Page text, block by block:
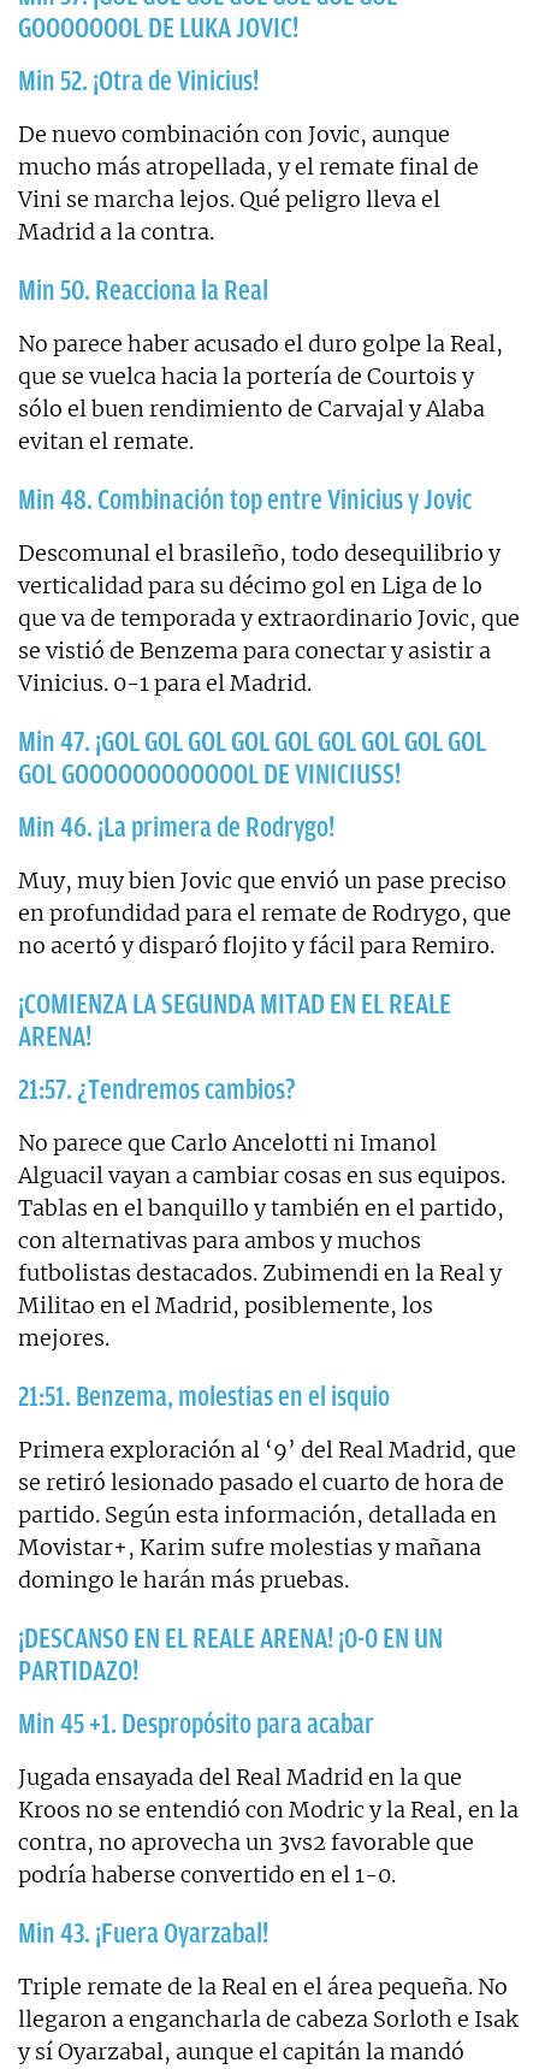
GOOOOOOOL DE LUKA JOVIC!
Min 52. ¡Otra de Vinicius!
De nuevo combinación con Jovic, aunque
mucho más atropellada, y el remate final de
Vini se marcha lejos. Qué peligro lleva el
Madrid a la contra.
Min 50. Reacciona la Real
No parece haber acusado el duro golpe la Real,
que se vuelca hacia la portería de Courtois y
sólo el buen rendimiento de Carvajal y Alaba
evitan el remate.
Min 48. Combinación top entre Vinicius y Jovic
Descomunal el brasileño, todo desequilibrio y
verticalidad para su décimo gol en Liga de lo
que va de temporada y extraordinario Jovic, que
se vistió de Benzema para conectar y asistir a
Vinicius. 0-1 para el Madrid.
Min 47. ¡GOL GOL GOL GOL GOL GOL GOL GOL GOL
GOL GOOOOOOOOOOOOL DE VINICIUSS!
Min 46. ¡La primera de Rodrygo!
Muy, muy bien Jovic que envió un pase preciso
en profundidad para el remate de Rodrygo, que
no acertó y disparó flojito y fácil para Remiro.
¡COMIENZA LA SEGUNDA MITAD EN EL REALE
ARENA!
21:57. ¿Tendremos cambios?
No parece que Carlo Ancelotti ni Imanol
Alguacil vayan a cambiar cosas en sus equipos.
Tablas en el banquillo y también en el partido,
con alternativas para ambos y muchos
futbolistas destacados. Zubimendi en la Real y
Militao en el Madrid, posiblemente, los
mejores.
21:51. Benzema, molestias en el isquio
Primera exploración al ‘9’ del Real Madrid, que
se retiró lesionado pasado el cuarto de hora de
partido. Según esta información, detallada en
Movistar+, Karim sufre molestias y mañana
domingo le harán más pruebas.
¡DESCANSO EN EL REALE ARENA! ¡0-0 EN UN
PARTIDAZO!
Min 45 +1. Despropósito para acabar
Jugada ensayada del Real Madrid en la que
Kroos no se entendió con Modric y la Real, en la
contra, no aprovecha un 3vs2 favorable que
podría haberse convertido en el 1-0.
Min 43. ¡Fuera Oyarzabal!
Triple remate de la Real en el área pequeña. No
llegaron a engancharla de cabeza Sorloth e Isak
y sí Oyarzabal, aunque el capitán la mandó